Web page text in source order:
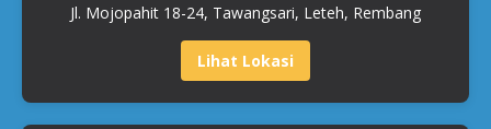
Jl. Mojopahit 18-24, Tawangsari, Leteh, Rembang
Lihat Lokasi